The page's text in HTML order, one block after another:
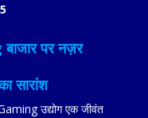
पर नज़र
सारांश
उद्योग एक जीवंत